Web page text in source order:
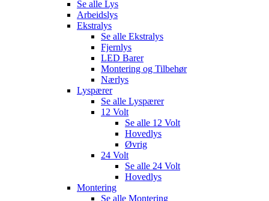
Se alle Lys
Arbeidslys
Ekstralys
Se alle Ekstralys
Fjernlys
LED Barer
Montering og Tilbehør
Nærlys
Lyspærer
Se alle Lyspærer
12 Volt
Se alle 12 Volt
Hovedlys
Øvrig
24 Volt
Se alle 24 Volt
Hovedlys
Montering
Se alle Montering